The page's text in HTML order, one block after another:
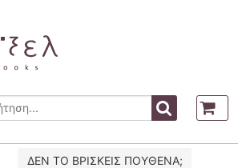
ΔΕΝ ΤΟ ΒΡΙΣΚΕΙΣ ΠΟΥΘΕΝΑ;